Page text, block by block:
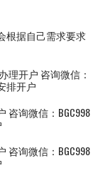
根据自己需求要求
理开户 咨询微信：
排开户
咨询微信：BGC998
咨询微信：BGC998